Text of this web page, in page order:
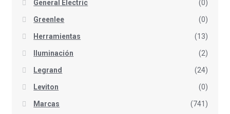
General Electric (0)
Greenlee (0)
Herramientas (13)
Iluminación (2)
Legrand (24)
Leviton (0)
Marcas (741)